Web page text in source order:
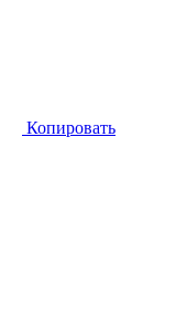
Копировать